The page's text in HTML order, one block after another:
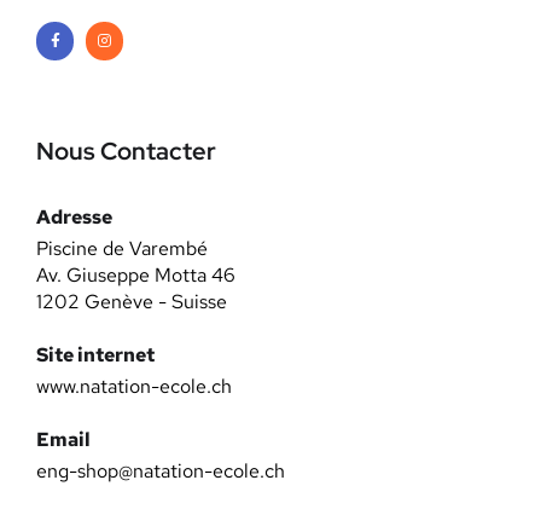
Nous Contacter
Adresse
Piscine de Varembé
Av. Giuseppe Motta 46
1202 Genève - Suisse
Site internet
www.natation-ecole.ch
Email
eng-shop@natation-ecole.ch